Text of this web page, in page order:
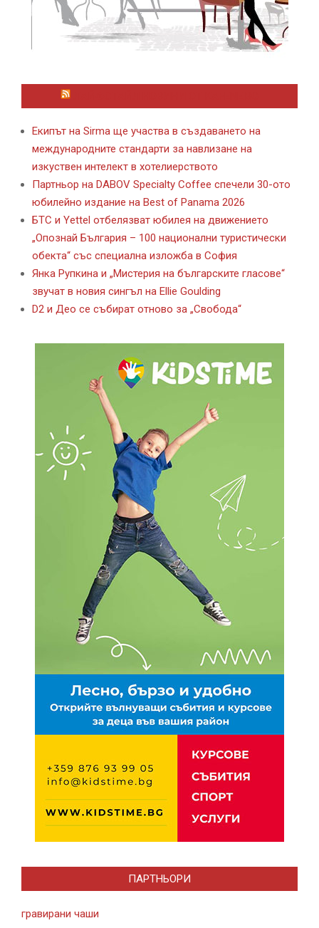
Екипът на Sirma ще участва в създаването на
международните стандарти за навлизане на
изкуствен интелект в хотелиерството
Партньор на DABOV Specialty Coffee спечели 30-ото
юбилейно издание на Best of Panama 2026
БТС и Yettel отбелязват юбилея на движението
„Опознай България – 100 национални туристически
обекта“ със специална изложба в София
Янка Рупкина и „Мистерия на българските гласове“
звучат в новия сингъл на Ellie Goulding
D2 и Део се събират отново за „Свобода“
ПАРТНЬОРИ
гравирани чаши